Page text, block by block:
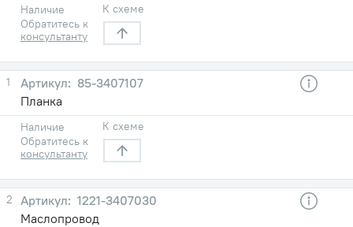
Наличие
Обратитесь к
консультанту
К схеме
1
85-3407107
Планка
Наличие
Обратитесь к
консультанту
К схеме
2
1221-3407030
Маслопровод